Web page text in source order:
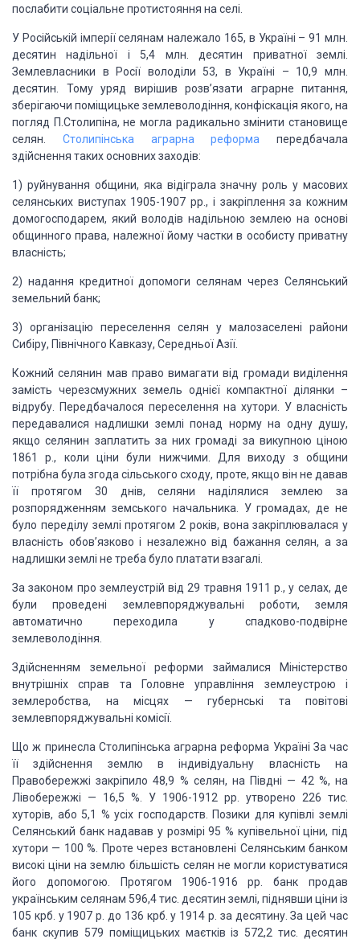
послабити соціальне протистояння на селі.
У Російській імперії селянам належало 165, в Україні – 91 млн.
десятин надільної і 5,4 млн. десятин приватної землі.
Землевласники в Росії володіли 53, в Україні – 10,9 млн.
десятин. Тому уряд вирішив розв’язати аграрне питання,
зберігаючи поміщицьке землеволодіння, конфіскація якого, на
погляд П.Столипіна, не могла радикально змінити становище
селян. Столипінська аграрна реформа передбачала
здійснення таких основних заходів:
1) руйнування общини, яка відіграла значну роль у масових
селянських виступах 1905-1907 рр., і закріплення за кожним
домогосподарем, який володів надільною землею на основі
общинного права, належної йому частки в особисту приватну
власність;
2) надання кредитної допомоги селянам через Селянський
земельний банк;
3) організацію переселення селян у малозаселені райони
Сибіру, Північного Кавказу, Середньої Азії.
Кожний селянин мав право вимагати від громади виділення
замість черезсмужних земель однієї компактної ділянки –
відрубу. Передбачалося переселення на хутори. У власність
передавалися надлишки землі понад норму на одну душу,
якщо селянин заплатить за них громаді за викупною ціною
1861 р., коли ціни були нижчими. Для виходу з общини
потрібна була згода сільського сходу, проте, якщо він не давав
її протягом 30 днів, селяни наділялися землею за
розпорядженням земського начальника. У громадах, де не
було переділу землі протягом 2 років, вона закріплювалася у
власність обов’язково і незалежно від бажання селян, а за
надлишки землі не треба було платати взагалі.
За законом про землеустрій від 29 травня 1911 р., у селах, де
були проведені землевпоряджувальні роботи, земля
автоматично переходила у спадково-подвірне
землеволодіння.
Здійсненням земельної реформи займалися Міністерство
внутрішніх справ та Головне управління землеустрою і
землеробства, на місцях — губернські та повітові
землевпоряджувальні комісії.
Що ж принесла Столипінська аграрна реформа Україні За час
її здійснення землю в індивідуальну власність на
Правобережжі закріпило 48,9 % селян, на Півдні — 42 %, на
Лівобережжі — 16,5 %. У 1906-1912 рр. утворено 226 тис.
хуторів, або 5,1 % усіх господарств. Позики для купівлі землі
Селянський банк надавав у розмірі 95 % купівельної ціни, під
хутори — 100 %. Проте через встановлені Селянським банком
високі ціни на землю більшість селян не могли користуватися
його допомогою. Протягом 1906-1916 рр. банк продав
українським селянам 596,4 тис. десятин землі, піднявши ціни із
105 крб. у 1907 р. до 136 крб. у 1914 р. за десятину. За цей час
банк скупив 579 поміщицьких маєтків із 572,2 тис. десятин